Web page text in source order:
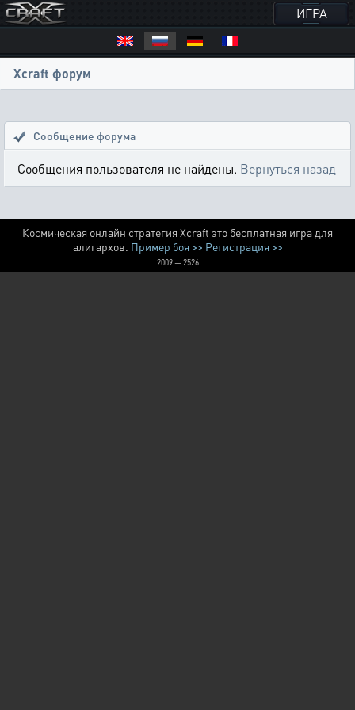
ИГРА
Xcraft форум
Сообщение форума
Сообщения пользователя не найдены. Вернуться назад
Космическая онлайн стратегия Xcraft это бесплатная игра для
алигархов. Пример боя >> Регистрация >>
2009 — 2526